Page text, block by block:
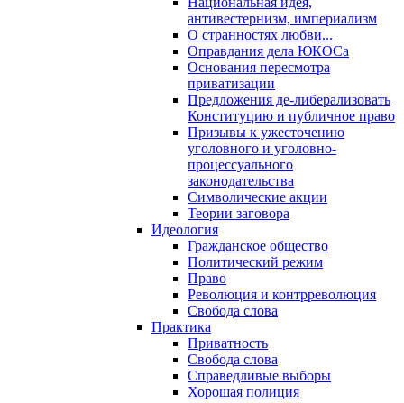
антивестернизм, империализм
О странностях любви...
Оправдания дела ЮКОСа
Основания пересмотра
приватизации
Предложения де-либерализовать
Конституцию и публичное право
Призывы к ужесточению
уголовного и уголовно-
процессуального
законодательства
Символические акции
Теории заговора
Идеология
Гражданское общество
Политический режим
Право
Революция и контрреволюция
Свобода слова
Практика
Приватность
Свобода слова
Справедливые выборы
Хорошая полиция